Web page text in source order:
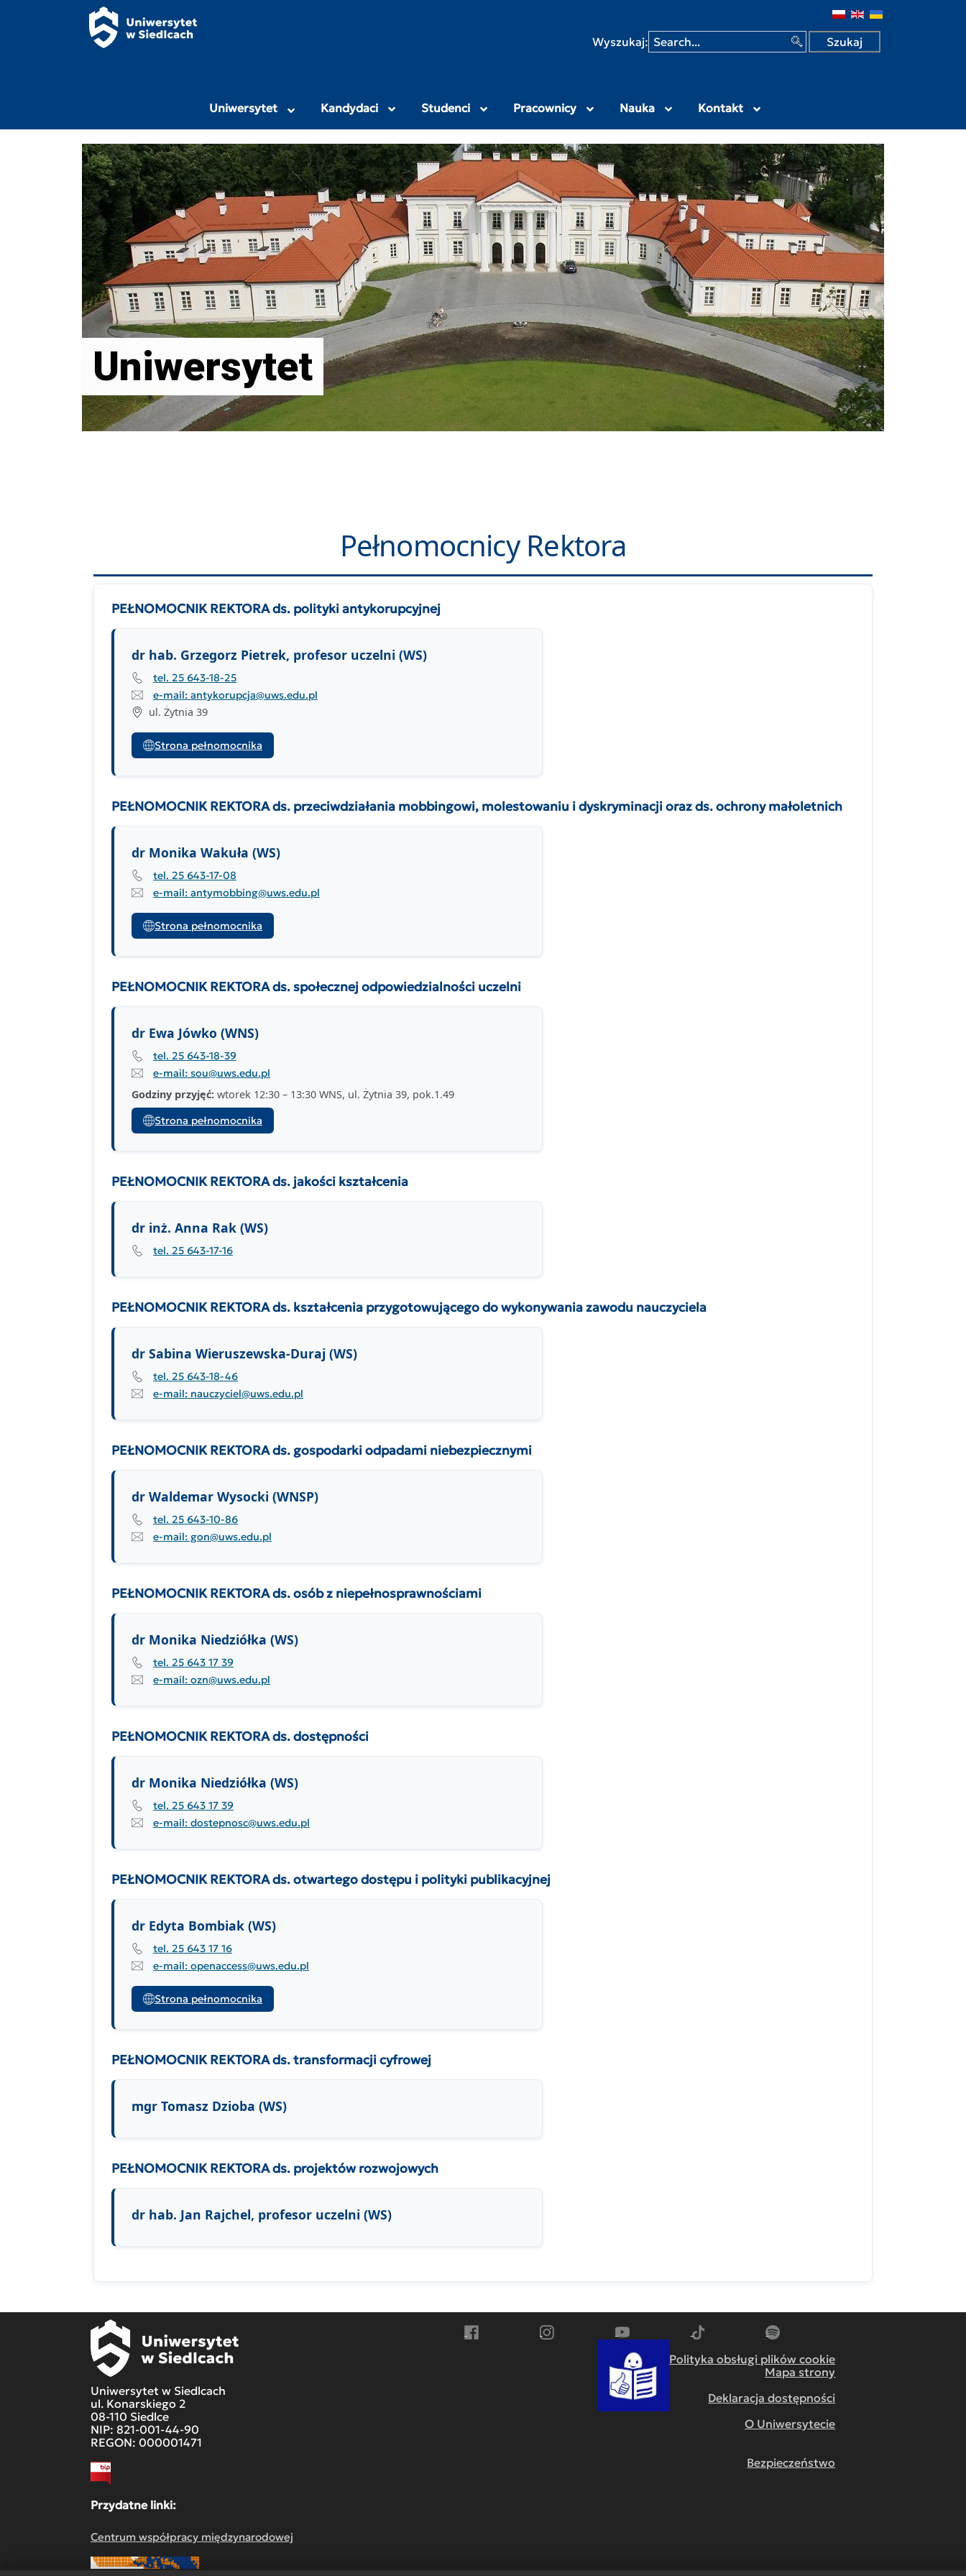
Panel zarządzania plikami cookies
Uniwersytet Przyrodniczo-Humanistyczny w Siedlcach
Wyszukaj:
Uniwersytet Kandydaci Studenci Pracownicy Nauka Kontakt
Uniwersytet
Pełnomocnicy Rektora
PEŁNOMOCNIK REKTORA ds. polityki antykorupcyjnej
dr hab. Grzegorz Pietrek, profesor uczelni (WS)
tel. 25 643-18-25
e-mail: antykorupcja@uws.edu.pl
ul. Żytnia 39
Strona pełnomocnika
PEŁNOMOCNIK REKTORA ds. przeciwdziałania mobbingowi, molestowaniu i dyskryminacji oraz ds. ochrony małoletnich
dr Monika Wakuła (WS)
tel. 25 643-17-08
e-mail: antymobbing@uws.edu.pl
Strona pełnomocnika
PEŁNOMOCNIK REKTORA ds. społecznej odpowiedzialności uczelni
dr Ewa Jówko (WNS)
tel. 25 643-18-39
e-mail: sou@uws.edu.pl
Godziny przyjęć: wtorek 12:30 – 13:30 WNS, ul. Żytnia 39, pok.1.49
Strona pełnomocnika
PEŁNOMOCNIK REKTORA ds. jakości kształcenia
dr inż. Anna Rak (WS)
tel. 25 643-17-16
PEŁNOMOCNIK REKTORA ds. kształcenia przygotowującego do wykonywania zawodu nauczyciela
dr Sabina Wieruszewska-Duraj (WS)
tel. 25 643-18-46
e-mail: nauczyciel@uws.edu.pl
PEŁNOMOCNIK REKTORA ds. gospodarki odpadami niebezpiecznymi
dr Waldemar Wysocki (WNSP)
tel. 25 643-10-86
e-mail: gon@uws.edu.pl
PEŁNOMOCNIK REKTORA ds. osób z niepełnosprawnościami
dr Monika Niedziółka (WS)
tel. 25 643 17 39
e-mail: ozn@uws.edu.pl
PEŁNOMOCNIK REKTORA ds. dostępności
dr Monika Niedziółka (WS)
tel. 25 643 17 39
e-mail: dostepnosc@uws.edu.pl
PEŁNOMOCNIK REKTORA ds. otwartego dostępu i polityki publikacyjnej
dr Edyta Bombiak (WS)
tel. 25 643 17 16
e-mail: openaccess@uws.edu.pl
Strona pełnomocnika
PEŁNOMOCNIK REKTORA ds. transformacji cyfrowej
mgr Tomasz Dzioba (WS)
PEŁNOMOCNIK REKTORA ds. projektów rozwojowych
dr hab. Jan Rajchel, profesor uczelni (WS)
Uniwersytet w Siedlcach
ul. Konarskiego 2
08-110 Siedlce
NIP: 821-001-44-90
REGON: 000001471
Przydatne linki:
Centrum współpracy międzynarodowej
Polityka obsługi plików cookie
Mapa strony
Deklaracja dostępności
O Uniwersytecie
Bezpieczeństwo